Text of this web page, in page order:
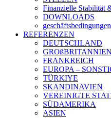
Finanzielle Stabilität
DOWNLOADS
geschäftsbedingungen
REFERENZEN
DEUTSCHLAND
GROßBRITANNIEN
FRANKREICH
EUROPA –
TÜRKIYE
SKANDINAVIEN
VEREINIGTE
SÜDAMERIKA
ASIEN